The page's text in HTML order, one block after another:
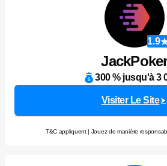
1.9
300 % jusqu'à 3
Visiter Le Site
T&C appliquent | Jouez de manière